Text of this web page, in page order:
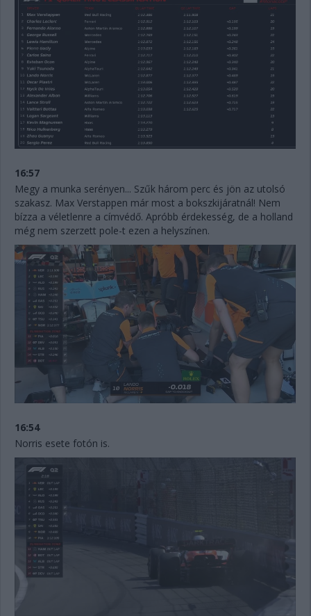
16:57
Megy a munka serényen... Szűk három perc és jön az utolsó
szakasz. Max Verstappen már most a bokszkijáratnál! Nem
bízza a véletlenre a címvédő. Apróbb érdekesség, de a holland
még nem szerzett pole-t ezen a helyszínen.
16:54
Norris esete fotón is.